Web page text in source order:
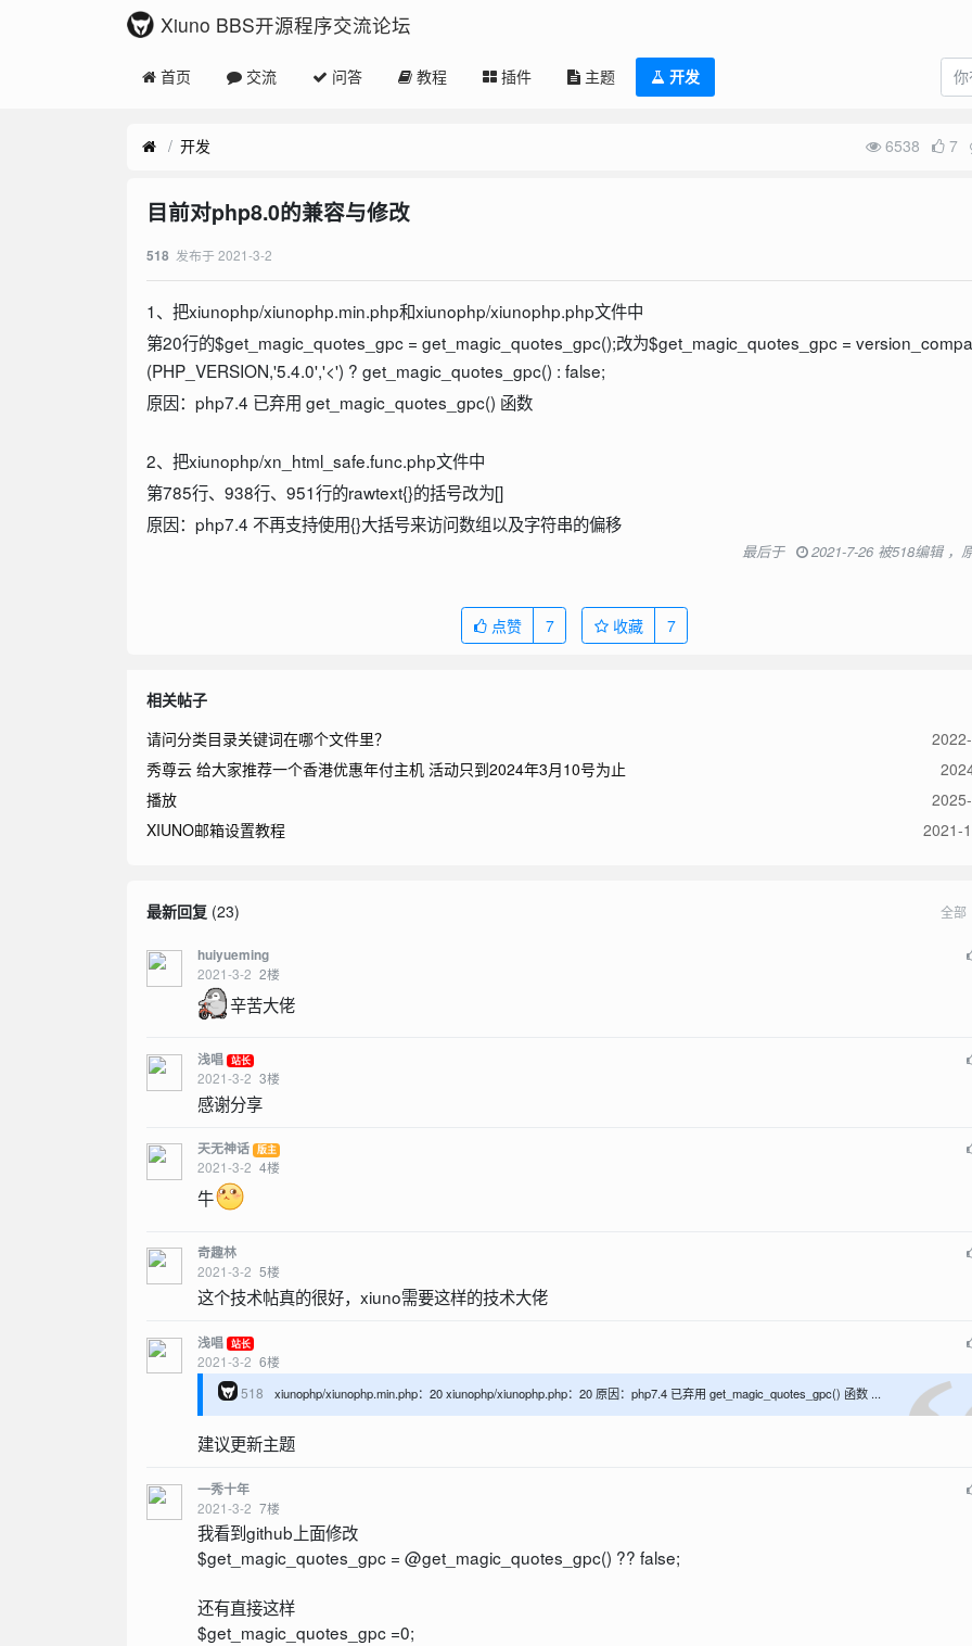
Xiuno BBS开源程序交流论坛
首页 交流 问答 教程 插件 主题 开发
开发 6538 7
目前对php8.0的兼容与修改
518 发布于 2021-3-2
1、把xiunophp/xiunophp.min.php和xiunophp/xiunophp.php文件中
第20行的$get_magic_quotes_gpc = get_magic_quotes_gpc();改为$get_magic_quotes_gpc =
(PHP_VERSION,'5.4.0','<') ? get_magic_quotes_gpc() : false;
原因：php7.4 已弃用 get_magic_quotes_gpc() 函数
2、把xiunophp/xn_html_safe.func.php文件中
第785行、938行、951行的rawtext{}的括号改为[]
原因：php7.4 不再支持使用{}大括号来访问数组以及字符串的偏移
最后于 2021-7-26 被518编辑 ，
点赞 7 收藏 7
相关帖子
请问分类目录关键词在哪个文件里？
秀尊云 给大家推荐一个香港优惠年付主机 活动只到2024年3月10号为止
播放
XIUNO邮箱设置教程
2021-
最新回复(23) 全部
huiyueming
2021-3-2 2楼
辛苦大佬
浅唱 站长
2021-3-2 3楼
感谢分享
天无神话 版主
2021-3-2 4楼
牛
奇趣林
2021-3-2 5楼
这个技术帖真的很好，xiuno需要这样的技术大佬
浅唱 站长
2021-3-2 6楼
518 xiunophp/xiunophp.min.php：20 xiunophp/xiunophp.php：20 原因：php7.4 已弃用 get_magic_quotes_gpc() 函数 ...
建议更新主题
一秀十年
2021-3-2 7楼
我看到github上面修改
$get_magic_quotes_gpc = @get_magic_quotes_gpc() ?? false;
还有直接这样
$get_magic_quotes_gpc =0;